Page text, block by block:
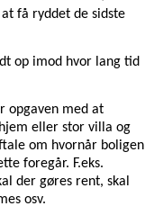
få ryddet de sidste
op imod hvor lang tid
opgaven med at
eller stor villa og
om hvornår boligen
foregår. F.eks.
der gøres rent, skal
osv.